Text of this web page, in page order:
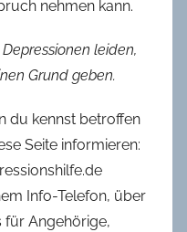
nehmen kann.
leiden,
Grund geben.
du kennst betroffen
Seite informieren:
Info-Telefon, über
für Angehörige,